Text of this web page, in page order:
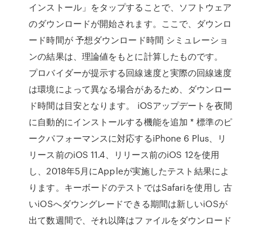
インストール」をタップすることで、ソフトウェア
のダウンロードが開始されます。ここで、ダウンロ
ード時間が 予想ダウンロード時間 シミュレーショ
ンの結果は、理論値をもとに計算したものです。
プロバイダーが提示する回線速度と実際の回線速度
は環境によって異なる場合があるため、ダウンロー
ド時間は目安となります。 iOSアップデートを夜間
に自動的にインストールする機能を追加 * 標準のピ
ークパフォーマンスに対応するiPhone 6 Plus、リ
リース前のiOS 11.4、リリース前のiOS 12を使用
し、2018年5月にAppleが実施したテスト結果によ
ります。キーボードのテストではSafariを使用し 古
いiOSへダウングレードできる期間は新しいiOSが
出て数週間で、それ以降はファイルをダウンロード